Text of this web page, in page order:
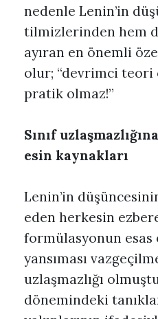
nedenle Lenin’in
tilmizlerinden hem
ayıran en önemli
olur; “devrimci
pratik olmaz!”
Sınıf
esin kaynakları
Lenin’in
eden herkesin
formülasyonun esas
yansıması
uzlaşmazlığı
dönemindeki